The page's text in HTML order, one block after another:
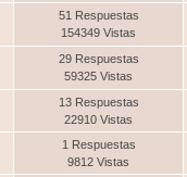
51 Respuestas
154349 Vistas
29 Respuestas
59325 Vistas
13 Respuestas
22910 Vistas
1 Respuestas
9812 Vistas